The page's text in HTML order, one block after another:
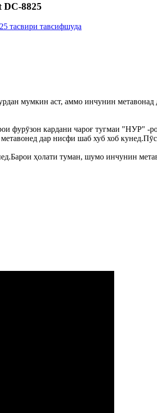
DC-8825
мумкин аст, аммо инчунин
фурӯзон кардани чароғ тугмаи "НУР" -
дар нисфи шаб хуб хоб
ҳолати туман, шумо инчунин